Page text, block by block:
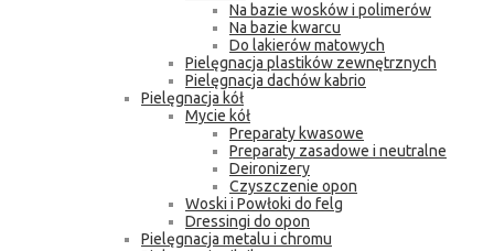
Na bazie wosków i polimerów
Na bazie kwarcu
Do lakierów matowych
Pielęgnacja plastików zewnętrznych
Pielęgnacja dachów kabrio
Pielęgnacja kół
Mycie kół
Preparaty kwasowe
Preparaty zasadowe i neutralne
Deironizery
Czyszczenie opon
Woski i Powłoki do felg
Dressingi do opon
Pielęgnacja metalu i chromu